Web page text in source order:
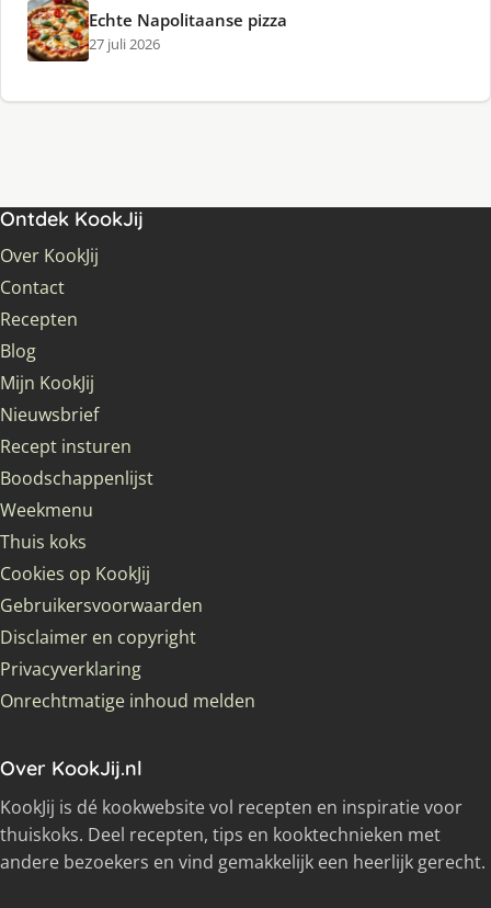
Echte Napolitaanse pizza
27 juli 2026
Ontdek KookJij
Over KookJij
Contact
Recepten
Blog
Mijn KookJij
Nieuwsbrief
Recept insturen
Boodschappenlijst
Weekmenu
Thuis koks
Cookies op KookJij
Gebruikersvoorwaarden
Disclaimer en copyright
Privacyverklaring
Onrechtmatige inhoud melden
Over KookJij.nl
KookJij is dé kookwebsite vol recepten en inspiratie voor
thuiskoks. Deel recepten, tips en kooktechnieken met
andere bezoekers en vind gemakkelijk een heerlijk gerecht.